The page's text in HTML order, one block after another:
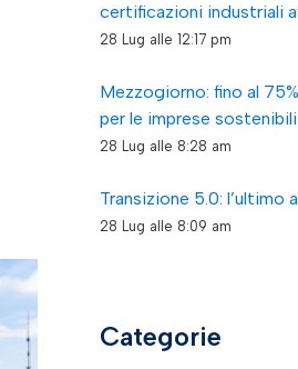
certificazioni industriali
28 Lug alle 12:17 pm
Mezzogiorno: fino al
per le imprese
28 Lug alle 8:28 am
Transizione 5.0: l’ultimo
28 Lug alle 8:09 am
Categorie